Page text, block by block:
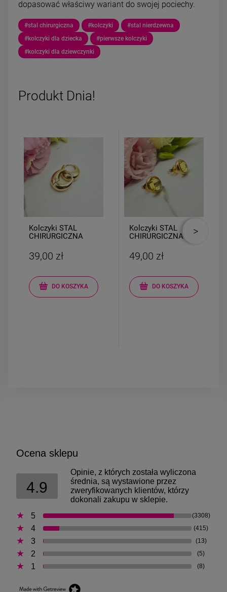
dopasować właściwy wariant do swojej pociechy.
#stal chirurgiczna #kolczyki
#stal nierdzewna
#kolczyki dla dziecka
#pierwsze kolczyki
#kolczyki dla dziewczynki
Produkt Dnia!
Kolczyki STAL
CHIRURGICZNA
jasne złoto 2 cm
39,00 zł
DO KOSZYKA
Kolczyki STAL
CHIRURGICZNA
okrągłe szlifowane
49,00 zł
DO KOSZYKA
Ocena sklepu
4.9
Opinie, z których została wyliczona
średnia, są wystawione przez
zweryfikowanych klientów, którzy
dokonali zakupu w sklepie.
5
(3308)
4 (415)
3 (13)
2 (5)
1 (8)